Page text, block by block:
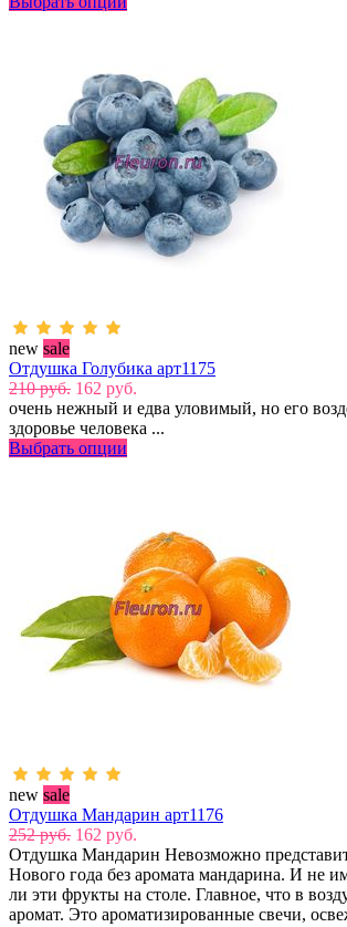
new sale
Отдушка Голубика арт1175
210 руб. 162 руб.
очень нежный и едва уловимый, но его
здоровье человека ...
Выбрать опции
new sale
Отдушка Мандарин арт1176
252 руб. 162 руб.
Отдушка Мандарин Невозможно
Нового года без аромата мандарина. И не
ли эти фрукты на столе. Главное, что в
аромат. Это ароматизированные свечи,